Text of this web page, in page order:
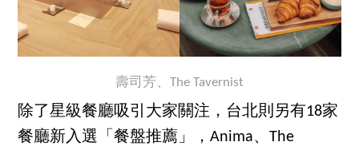
壽司芳、The Tavernist
除了星級餐廳吸引大家關注，台北則另有18家
餐廳新入選「餐盤推薦」，Anima、The